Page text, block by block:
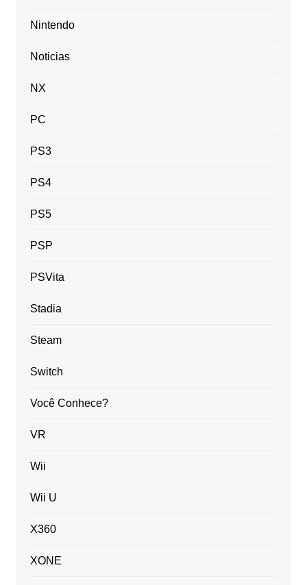
Nintendo
Noticias
NX
PC
PS3
PS4
PS5
PSP
PSVita
Stadia
Steam
Switch
Você Conhece?
VR
Wii
Wii U
X360
XONE